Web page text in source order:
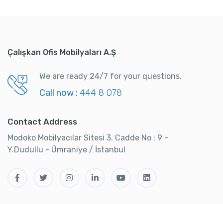
Çalışkan Ofis Mobilyaları A.Ş
We are ready 24/7 for your questions.
Call now : 444 8 078
Contact Address
Modoko Mobilyacılar Sitesi 3. Cadde No : 9 -
Y.Dudullu - Ümraniye / İstanbul